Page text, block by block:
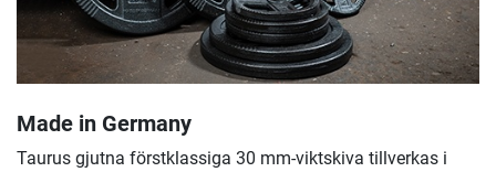
Made in Germany
Taurus gjutna förstklassiga 30 mm-viktskiva tillverkas i